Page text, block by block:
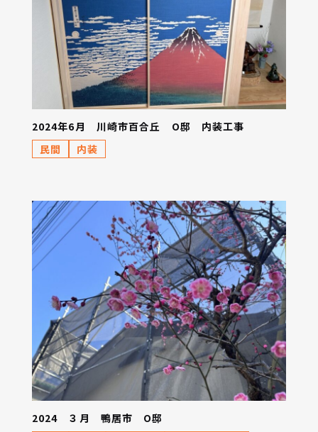
2024年6月 川崎市百合丘 O邸 内装工事
民間
内装
2024 ３月 鴨居市 O邸